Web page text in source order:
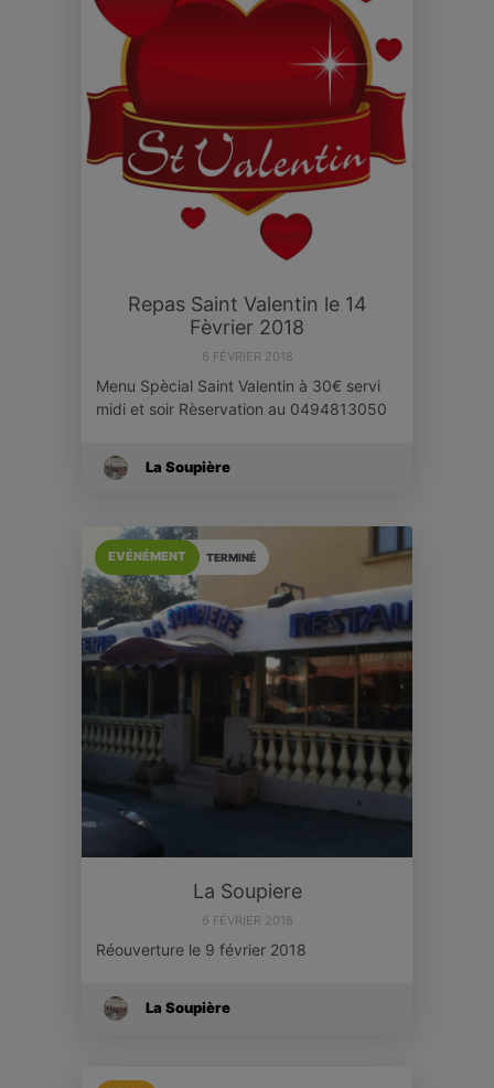
Repas Saint Valentin le 14
Fèvrier 2018
6 FÉVRIER 2018
Menu Spècial Saint Valentin à 30€ servi
midi et soir Rèservation au 0494813050
La Soupière
TERMINÉ
EVÉNÉMENT
La Soupiere
6 FÉVRIER 2018
Réouverture le 9 février 2018
La Soupière